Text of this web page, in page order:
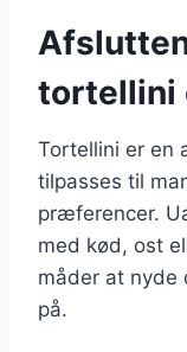
tortellini
Tortellini er en
tilpasses til
præferencer.
med kød, ost
måder at nyde
på.